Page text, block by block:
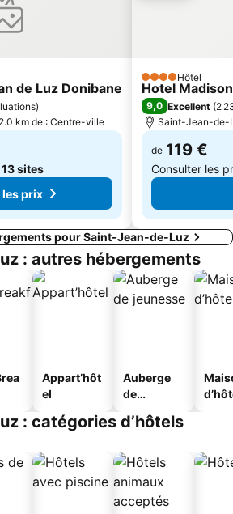
Thermes La Perle
de Luz Donibane
)
km de : Centre-ville
13 sites
prix
4 ÉtoilesHôtel
Hotel
9,0 Excellent (2
Saint-Jean-de-
de 119 €
Consulter les
pour Saint-Jean-de-Luz
: autres hébergements
Appart’hôt
el
Auberge
de
: catégories d’hôtels